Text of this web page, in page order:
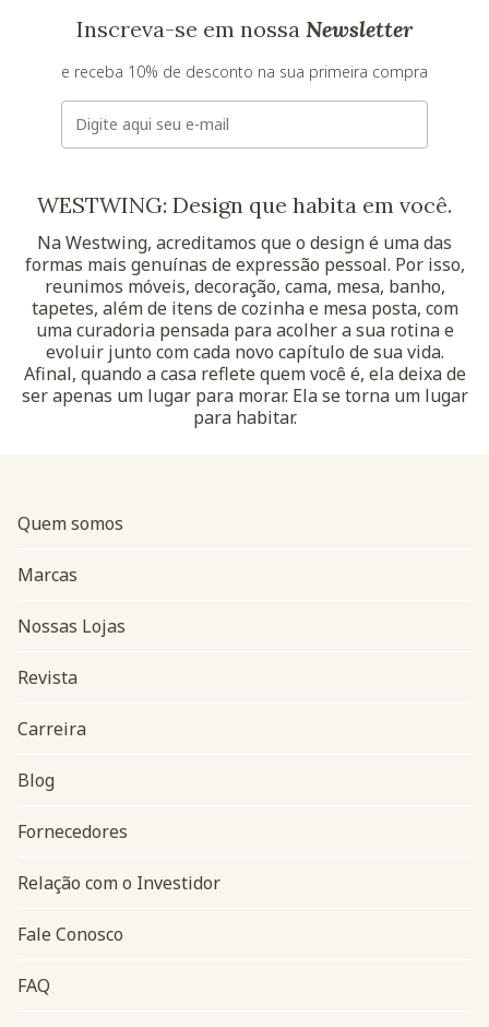
Inscreva-se em nossa Newsletter
e receba 10% de desconto na sua primeira compra
E-mail
WESTWING: Design que habita em você.
Na Westwing, acreditamos que o design é uma das
formas mais genuínas de expressão pessoal. Por isso,
reunimos móveis, decoração, cama, mesa, banho,
tapetes, além de itens de cozinha e mesa posta, com
uma curadoria pensada para acolher a sua rotina e
evoluir junto com cada novo capítulo de sua vida.
Afinal, quando a casa reflete quem você é, ela deixa de
ser apenas um lugar para morar. Ela se torna um lugar
para habitar.
Navegação do rodapé
Quem somos
Marcas
Nossas Lojas
Revista
Carreira
Blog
Fornecedores
Relação com o Investidor
Fale Conosco
FAQ